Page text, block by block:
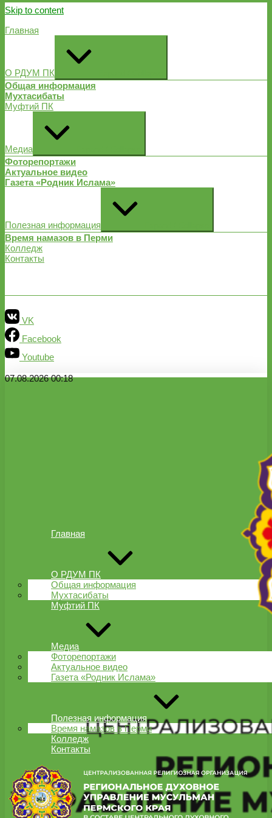
Skip to content
Главная
О РДУМ ПК
Общая информация
Мухтасибаты
Муфтий ПК
Медиа
Фоторепортажи
Актуальное видео
Газета «Родник Ислама»
Полезная информация
Время намазов в Перми
Колледж
Контакты
VK
Facebook
Youtube
07.08.2026 00:18
Главная
О РДУМ ПК
Общая информация
Мухтасибаты
Муфтий ПК
Медиа
Фоторепортажи
Актуальное видео
Газета «Родник Ислама»
Полезная информация
Время намазов в Перми
Колледж
Контакты